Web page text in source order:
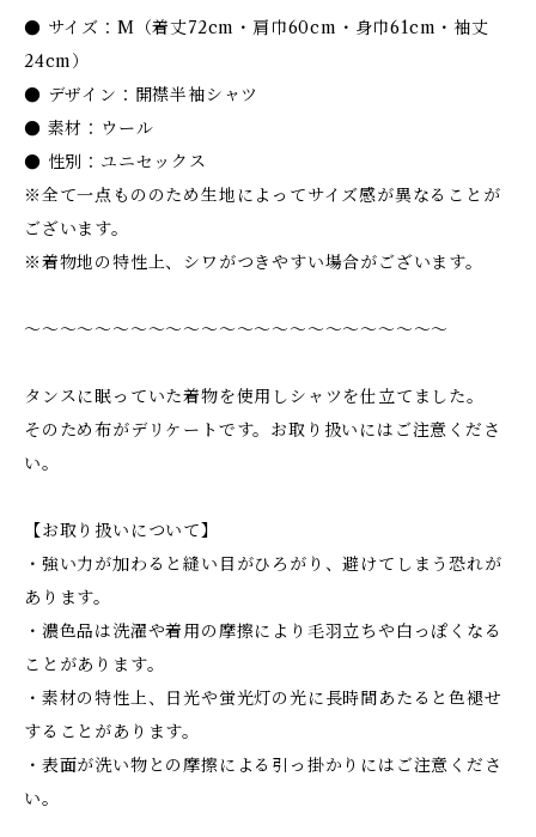
● サイズ：M（着丈72cm・肩巾60cm・身巾61cm・袖丈
24cm）
● デザイン：開襟半袖シャツ
● 素材：ウール
● 性別：ユニセックス
※全て一点もののため生地によってサイズ感が異なることが
ございます。
※着物地の特性上、シワがつきやすい場合がございます。
〜〜〜〜〜〜〜〜〜〜〜〜〜〜〜〜〜〜〜〜〜〜〜〜
タンスに眠っていた着物を使用しシャツを仕立てました。
そのため布がデリケートです。お取り扱いにはご注意くださ
い。
【お取り扱いについて】
・強い力が加わると縫い目がひろがり、避けてしまう恐れが
あります。
・濃色品は洗濯や着用の摩擦により毛羽立ちや白っぽくなる
ことがあります。
・素材の特性上、日光や蛍光灯の光に長時間あたると色褪せ
することがあります。
・表面が洗い物との摩擦による引っ掛かりにはご注意くださ
い。